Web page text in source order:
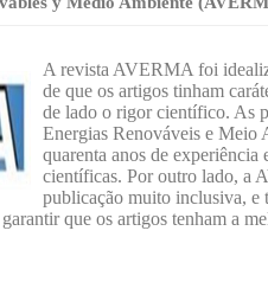
A revista AVERMA foi
de que os artigos tinham
de lado o rigor científico. As
Energias Renováveis e Meio
quarenta anos de
científicas. Por outro lado, a
publicação muito inclusiva, e
que os artigos tenham a